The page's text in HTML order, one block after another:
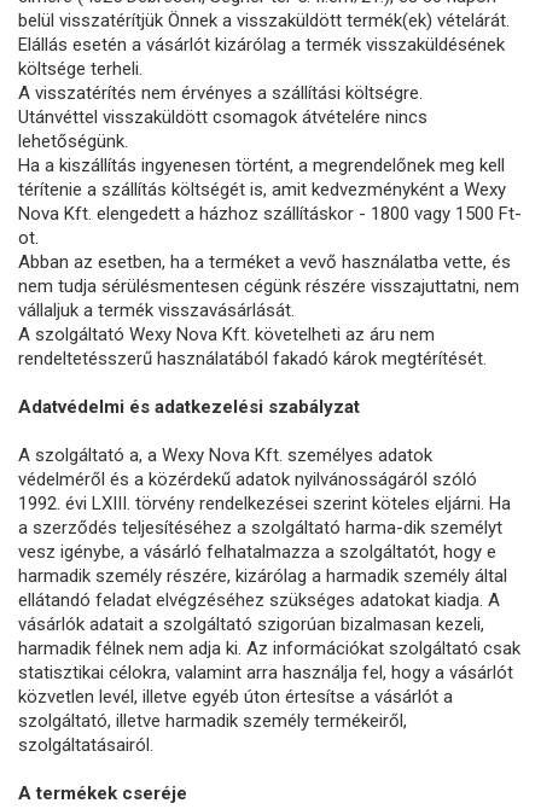
belül visszatérítjük Önnek a visszaküldött termék(ek) vételárát.
Elállás esetén a vásárlót kizárólag a termék visszaküldésének
költsége terheli.
A visszatérítés nem érvényes a szállítási költségre.
Utánvéttel visszaküldött csomagok átvételére nincs
lehetőségünk.
Ha a kiszállítás ingyenesen történt, a megrendelőnek meg kell
térítenie a szállítás költségét is, amit kedvezményként a Wexy
Nova Kft. elengedett a házhoz szállításkor - 1800 vagy 1500 Ft-
ot.
Abban az esetben, ha a terméket a vevő használatba vette, és
nem tudja sérülésmentesen cégünk részére visszajuttatni, nem
vállaljuk a termék visszavásárlását.
A szolgáltató Wexy Nova Kft. követelheti az áru nem
rendeltetésszerű használatából fakadó károk megtérítését.
Adatvédelmi és adatkezelési szabályzat
A szolgáltató a, a Wexy Nova Kft. személyes adatok
védelméről és a közérdekű adatok nyilvánosságáról szóló
1992. évi LXIII. törvény rendelkezései szerint köteles eljárni. Ha
a szerződés teljesítéséhez a szolgáltató harma-dik személyt
vesz igénybe, a vásárló felhatalmazza a szolgáltatót, hogy e
harmadik személy részére, kizárólag a harmadik személy által
ellátandó feladat elvégzéséhez szükséges adatokat kiadja. A
vásárlók adatait a szolgáltató szigorúan bizalmasan kezeli,
harmadik félnek nem adja ki. Az információkat szolgáltató csak
statisztikai célokra, valamint arra használja fel, hogy a vásárlót
közvetlen levél, illetve egyéb úton értesítse a vásárlót a
szolgáltató, illetve harmadik személy termékeiről,
szolgáltatásairól.
A termékek cseréje